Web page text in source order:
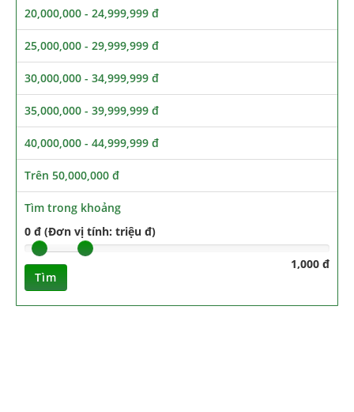
20,000,000 - 24,999,999 đ
25,000,000 - 29,999,999 đ
30,000,000 - 34,999,999 đ
35,000,000 - 39,999,999 đ
40,000,000 - 44,999,999 đ
Trên 50,000,000 đ
Tìm trong khoảng
0 đ (Đơn vị tính: triệu đ)
1,000 đ
Tìm